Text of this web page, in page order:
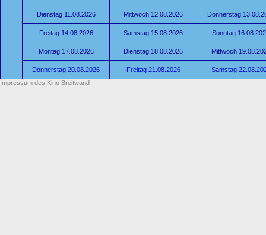
Dienstag 11.08.2026 Mittwoch 12.08.2026 Donnerstag
Freitag 14.08.2026 Samstag 15.08.2026 Sonntag
Montag 17.08.2026 Dienstag 18.08.2026 Mittwoch
Donnerstag 20.08.2026 Freitag 21.08.2026
Samstag
Impressum des Kino Breitwand